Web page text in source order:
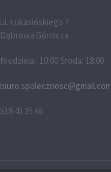
ul. Łukasińskiego 7
Dąbrowa Górnicza
Niedziela : 10:00 Środa: 18:00
biuro.spolecznosc@gmail.com
518 43 35 66